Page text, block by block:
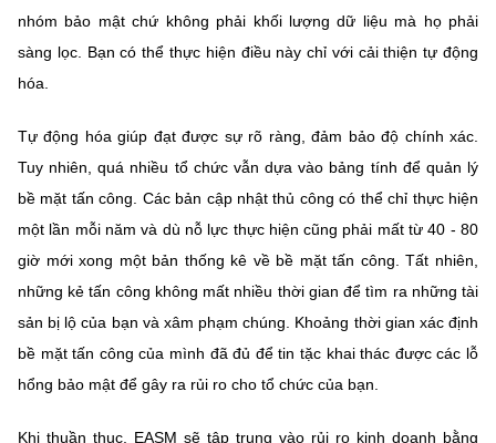
nhóm bảo mật chứ không phải khối lượng dữ liệu mà họ phải
sàng lọc. Bạn có thể thực hiện điều này chỉ với cải thiện tự động
hóa.
Tự động hóa giúp đạt được sự rõ ràng, đảm bảo độ chính xác.
Tuy nhiên, quá nhiều tổ chức vẫn dựa vào bảng tính để quản lý
bề mặt tấn công. Các bản cập nhật thủ công có thể chỉ thực hiện
một lần mỗi năm và dù nỗ lực thực hiện cũng phải mất từ 40 - 80
giờ mới xong một bản thống kê về bề mặt tấn công. Tất nhiên,
những kẻ tấn công không mất nhiều thời gian để tìm ra những tài
sản bị lộ của bạn và xâm phạm chúng. Khoảng thời gian xác định
bề mặt tấn công của mình đã đủ để tin tặc khai thác được các lỗ
hổng bảo mật để gây ra rủi ro cho tổ chức của bạn.
Khi thuần thục, EASM sẽ tập trung vào rủi ro kinh doanh bằng